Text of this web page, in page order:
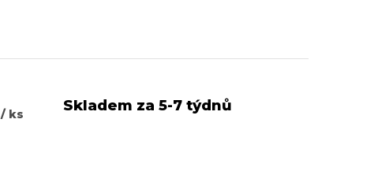
/ ks Skladem za 5-7 týdnů